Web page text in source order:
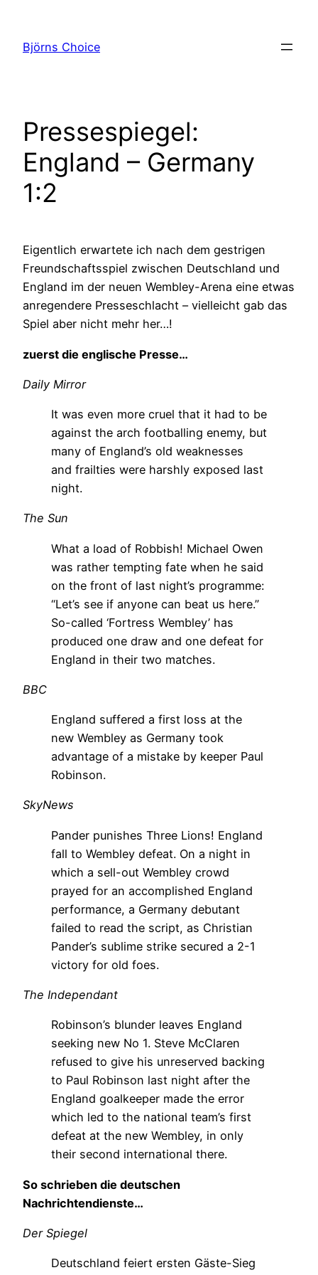
springen
Björns Choice
Pressespiegel:
England – Germany
1:2
Eigentlich erwartete ich nach dem gestrigen
Freundschaftsspiel zwischen Deutschland und
England im der neuen Wembley-Arena eine etwas
anregendere Presseschlacht – vielleicht gab das
Spiel aber nicht mehr her…!
zuerst die englische Presse…
Daily Mirror
It was even more cruel that it had to be
against the arch footballing enemy, but
many of England’s old weaknesses
and frailties were harshly exposed last
night.
The Sun
What a load of Robbish! Michael Owen
was rather tempting fate when he said
on the front of last night’s programme:
“Let’s see if anyone can beat us here.”
So-called ‘Fortress Wembley’ has
produced one draw and one defeat for
England in their two matches.
BBC
England suffered a first loss at the
new Wembley as Germany took
advantage of a mistake by keeper Paul
Robinson.
SkyNews
Pander punishes Three Lions! England
fall to Wembley defeat. On a night in
which a sell-out Wembley crowd
prayed for an accomplished England
performance, a Germany debutant
failed to read the script, as Christian
Pander’s sublime strike secured a 2-1
victory for old foes.
The Independant
Robinson’s blunder leaves England
seeking new No 1. Steve McClaren
refused to give his unreserved backing
to Paul Robinson last night after the
England goalkeeper made the error
which led to the national team’s first
defeat at the new Wembley, in only
their second international there.
So schrieben die deutschen
Nachrichtendienste…
Der Spiegel
Deutschland feiert ersten Gäste-Sieg